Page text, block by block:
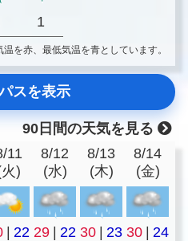
1
を赤、最低気温を青としています。
スを表示
90日間の天気を見る
11
)
8/12
(水)
8/13
(木)
8/14
(金)
| 22 29 | 22 30 | 23 30 | 24